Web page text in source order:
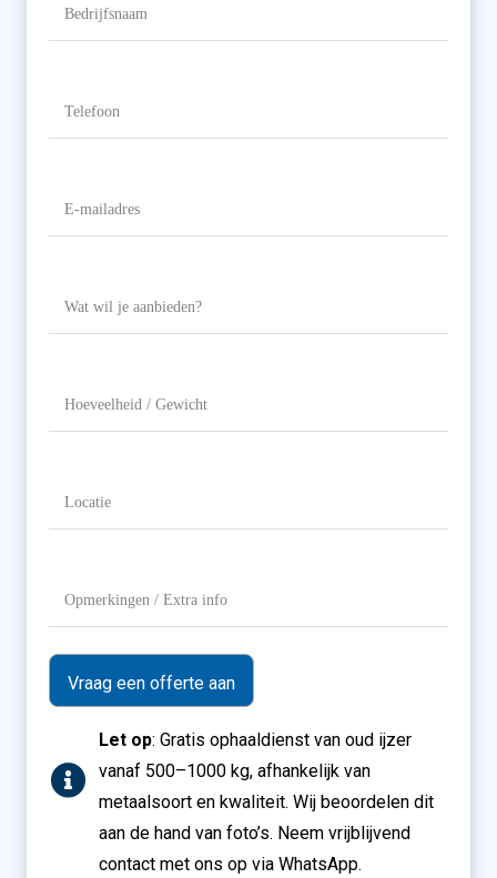
Extra
info
Let op: Gratis ophaaldienst van oud ijzer
vanaf 500–1000 kg, afhankelijk van
metaalsoort en kwaliteit. Wij beoordelen dit
aan de hand van foto’s. Neem vrijblijvend
contact met ons op via WhatsApp.